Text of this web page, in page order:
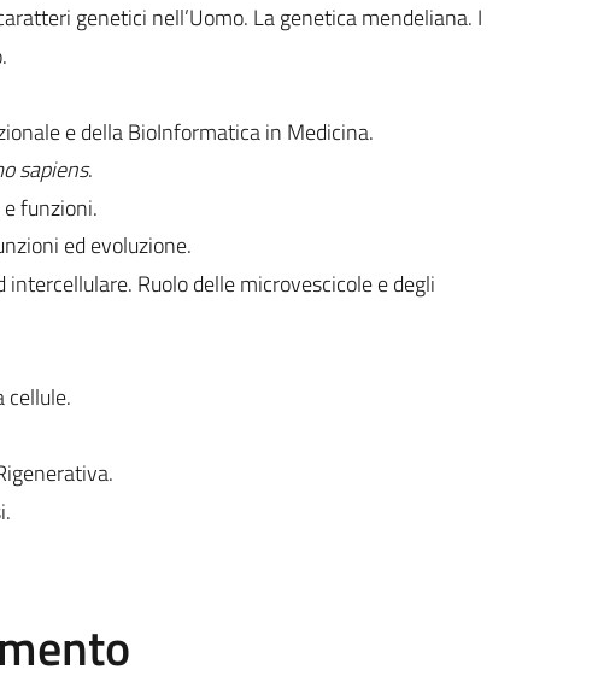
genetici nell’Uomo. La genetica mendeliana. I
e della BioInformatica in Medicina.
sapiens.
funzioni.
ed evoluzione.
Ruolo delle microvescicole e degli
cellule.